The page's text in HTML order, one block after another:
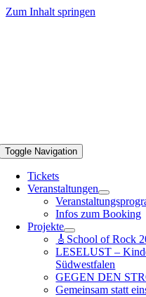
Zum Inhalt springen
Toggle Navigation
Tickets
Veranstaltungen
Infos zum Booking
Projekte
🎸School of Rock
LESELUST –
Südwestfalen
GEGEN DEN
Gemeinsam statt